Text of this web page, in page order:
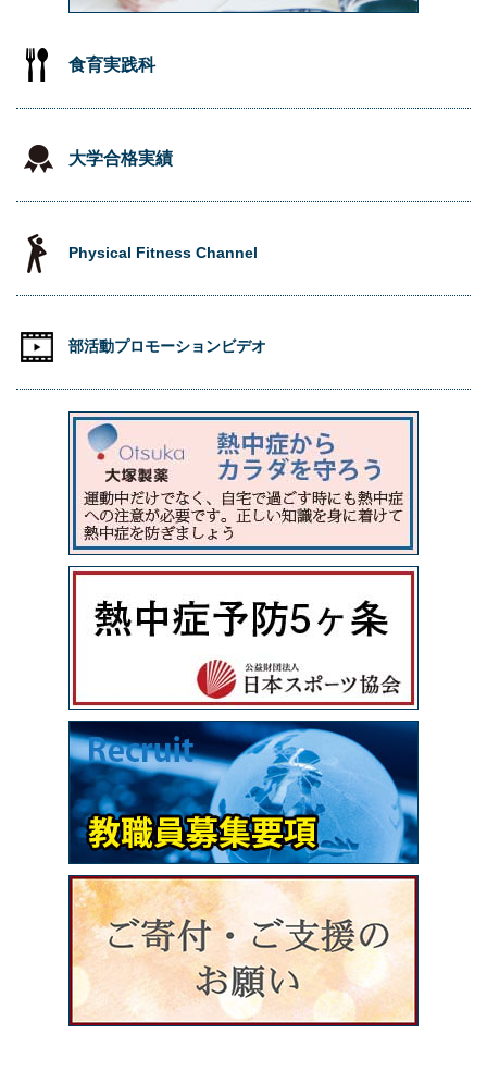
食育実践科
大学合格実績
Physical Fitness Channel
部活動プロモーションビデオ